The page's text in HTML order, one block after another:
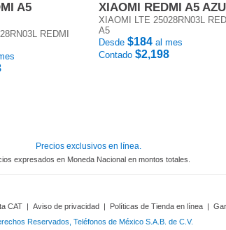
A5
REDMI
XIAOMI REDMI A5
XIAOMI LTE 25028RN03L
A5
Desde $184 al mes
Contado $2,198
Precios exclusivos en línea.
expresados en Moneda Nacional en montos totales.
CAT | Aviso de privacidad | Políticas de Tienda en línea |
Reservados, Teléfonos de México S.A.B. de C.V.